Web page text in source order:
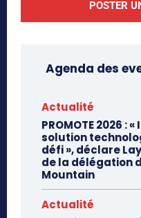
Agenda des
Actualité
PROMOTE 2026 :
solution
défi », déclare
de la délégation
Mountain
Actualité